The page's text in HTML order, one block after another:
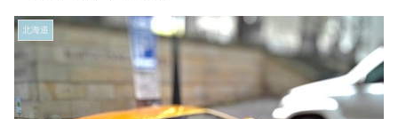
北海道